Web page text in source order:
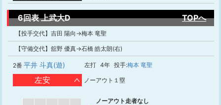
6回表 上武大D TOPへ
【投手交代】吉田 陽向→梅本 竜聖
【守備交代】舘野 優真→石橋 皓太朗(右)
2番 平井 斗真(遊) 左打 4年 投手:梅本 竜聖
左安 ノーアウト１塁
ノーアウト走者なし